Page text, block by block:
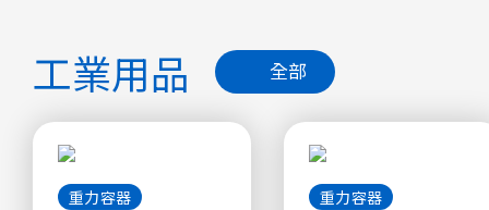
工業用品 全部
重力容器 重力容器